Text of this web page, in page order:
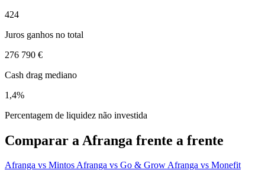
424
Juros ganhos no total
276 790 €
Cash drag mediano
1,4%
Percentagem de liquidez não investida
Comparar a Afranga frente a frente
Afranga vs MintosAfranga vs Go & GrowAfranga vs Monefit